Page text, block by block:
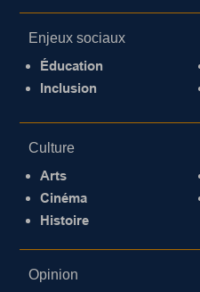
Enjeux sociaux
Éducation
Inclusion
Culture
Arts
Cinéma
Histoire
Opinion